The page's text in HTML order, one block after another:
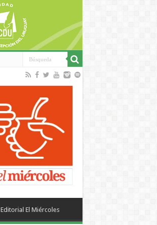
Editorial El Miércoles